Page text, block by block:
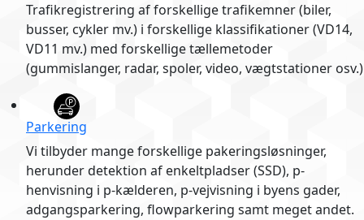
Trafikregistrering af forskellige trafikemner (biler,
busser, cykler mv.) i forskellige klassifikationer (VD14,
VD11 mv.) med forskellige tællemetoder
(gummislanger, radar, spoler, video, vægtstationer osv.)
Parkering
Vi tilbyder mange forskellige pakeringsløsninger,
herunder detektion af enkeltpladser (SSD), p-
henvisning i p-kælderen, p-vejvisning i byens gader,
adgangsparkering, flowparkering samt meget andet.